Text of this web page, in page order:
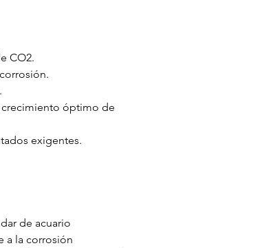
CO2.
crecimiento óptimo de
exigentes.
de acuario
a la corrosión